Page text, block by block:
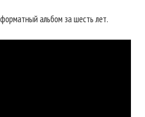
альбом за шесть лет.